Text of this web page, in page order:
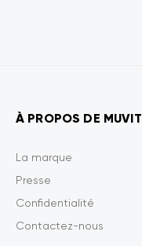
À PROPOS DE MUVIT
La marque
Presse
Confidentialité
Contactez-nous